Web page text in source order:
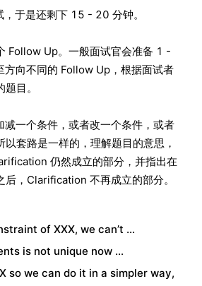
于是还剩下 15 - 20 分钟。
Follow Up。一般面试官会准备 1 -
方向不同的 Follow Up，根据面试者
目。
一个条件，或者改一个条件，或者
套路是一样的，理解题目的意思，
仍然成立的部分，并指出在
后，Clarification 不再成立的部分。
of XXX, we can’t …
is not unique now …
so we can do it in a simpler way,